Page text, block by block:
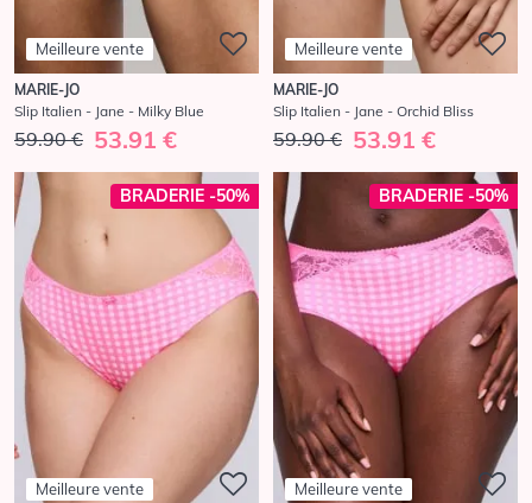
Meilleure vente
MARIE-JO
Slip Italien - Jane - Milky Blue
59.90 € 53.91 €
Meilleure vente
MARIE-JO
Slip Italien - Jane - Orchid Bliss
59.90 € 53.91 €
BRADERIE -50%
Meilleure vente
BRADERIE -50%
Meilleure vente